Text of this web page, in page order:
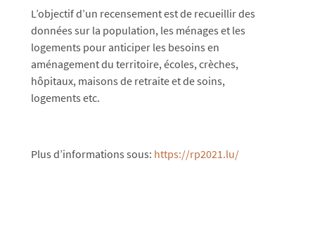
L’objectif d’un recensement est de recueillir des
données sur la population, les ménages et les
logements pour anticiper les besoins en
aménagement du territoire, écoles, crèches,
hôpitaux, maisons de retraite et de soins,
logements etc.
Plus d’informations sous: https://rp2021.lu/